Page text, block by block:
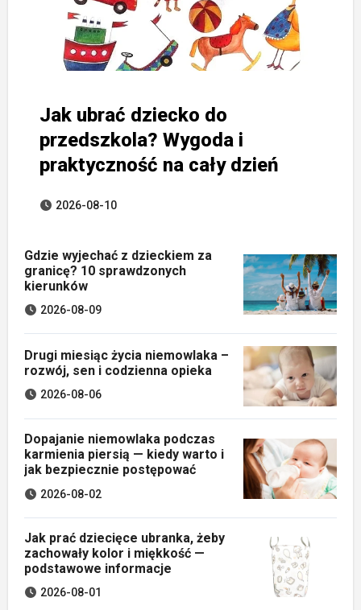
Jak ubrać dziecko do
przedszkola? Wygoda i
praktyczność na cały dzień
2026-08-10
Gdzie wyjechać z dzieckiem za
granicę? 10 sprawdzonych
kierunków
2026-08-09
Drugi miesiąc życia niemowlaka –
rozwój, sen i codzienna opieka
2026-08-06
Dopajanie niemowlaka podczas
karmienia piersią — kiedy warto i
jak bezpiecznie postępować
2026-08-02
Jak prać dziecięce ubranka, żeby
zachowały kolor i miękkość —
podstawowe informacje
2026-08-01